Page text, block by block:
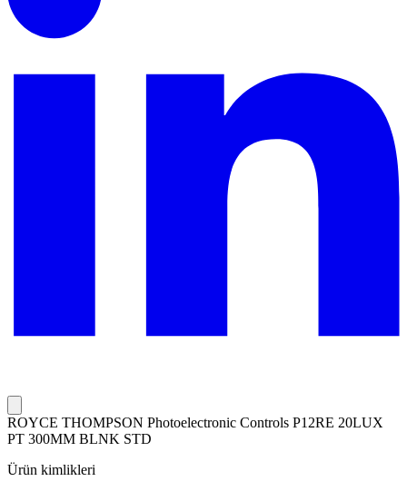
ROYCE THOMPSON Photoelectronic Controls P12RE 20LUX
PT 300MM BLNK STD
Ürün kimlikleri